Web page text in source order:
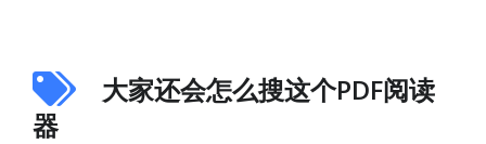
大家还会怎么搜这个PDF阅读
器